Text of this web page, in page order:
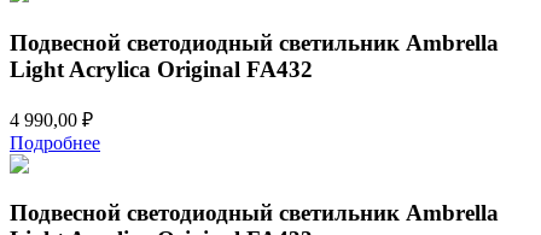
390,00 ₽.
Подвесной светодиодный светильник Ambrella
Light Acrylica Original FA432
4 990,00 ₽
Подробнее
Подвесной светодиодный светильник Ambrella